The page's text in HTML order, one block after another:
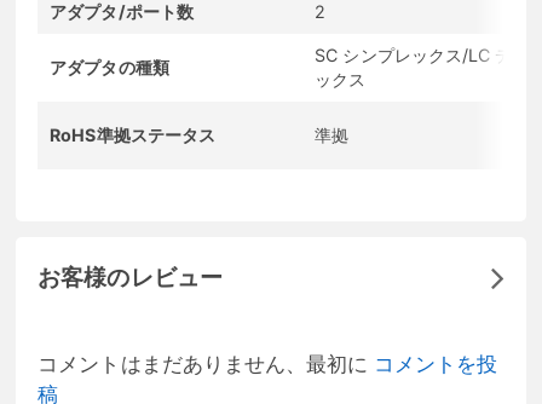
アダプタ/ポート数 2
アダプタの種類
SC シンプレックス/LC デュ
ックス
RoHS準拠ステータス 準拠
お客様のレビュー
コメントはまだありません、最初に コメントを投
稿